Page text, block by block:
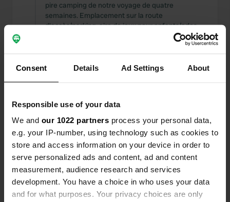
Consent Details Ad Settings About
Responsible use of your data
We and our 1022 partners process your personal data,
e.g. your IP-number, using technology such as cookies to
store and access information on your device in order to
serve personalized ads and content, ad and content
measurement, audience research and services
development. You have a choice in who uses your data
and for what purposes. Your privacy choices are only
pire camping de notre voyage de quatre
semaines. Emplacement sur la route
d'accès/parking, aire de jeux pour enfants/ados
juste à côté. Et 35 € pour ça, c'est scandaleux.
Traduit par Google Afficher l'original
emplacement